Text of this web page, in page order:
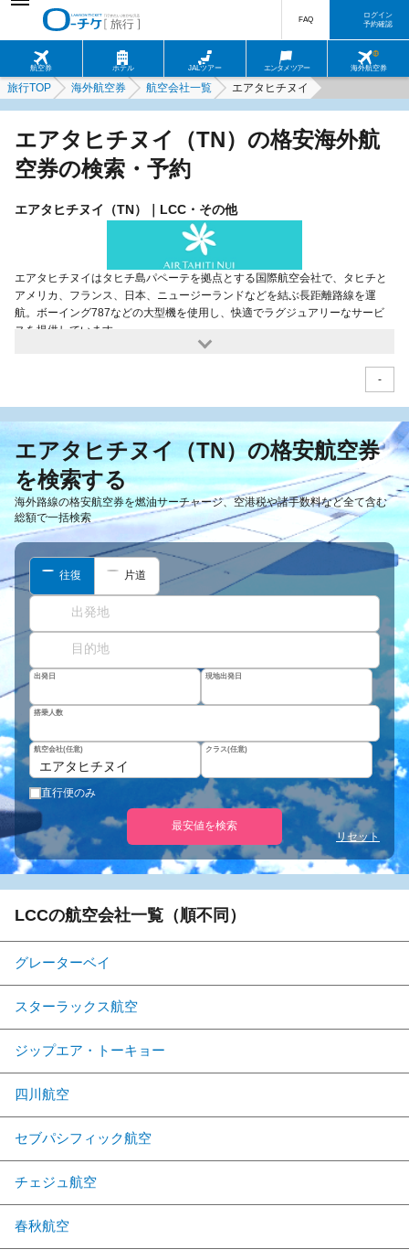
航空券 ホテル JALツアー エンタメツアー 海外航空券
FAQ
ログイン
予約確認
旅行TOP 海外航空券 航空会社一覧 エアタヒチヌイ
エアタヒチヌイ（TN）の格安海外航
空券の検索・予約
エアタヒチヌイ（TN）｜LCC・その他
エアタヒチヌイはタヒチ島パペーテを拠点とする国際航空会社で、タヒチと
アメリカ、フランス、日本、ニュージーランドなどを結ぶ長距離路線を運
航。ボーイング787などの大型機を使用し、快適でラグジュアリーなサービ
スを提供しています。
-
エアタヒチヌイ（TN）の格安航空券
を検索する
海外路線の格安航空券を燃油サーチャージ、空港税や諸手数料など全て含む
総額で一括検索
往復 片道
出発日 現地出発日
搭乗人数
航空会社(任意)
エアタヒチヌイ
クラス(任意)
直行便のみ
最安値を検索
リセット
LCCの航空会社一覧（順不同）
グレーターベイ
スターラックス航空
ジップエア・トーキョー
四川航空
セブパシフィック航空
チェジュ航空
春秋航空